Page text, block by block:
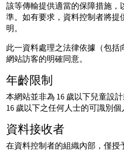
該等傳輸提供適當的保障措施，
準。如有要求，資料控制者將提
明。
此一資料處理之法律依據（包括
網站訪客的明確同意。
年齡限制
本網站並非為 16 歲以下兒童設
16 歲以下之任何人士的可識別個
資料接收者
在資料控制者的組織內部，僅授